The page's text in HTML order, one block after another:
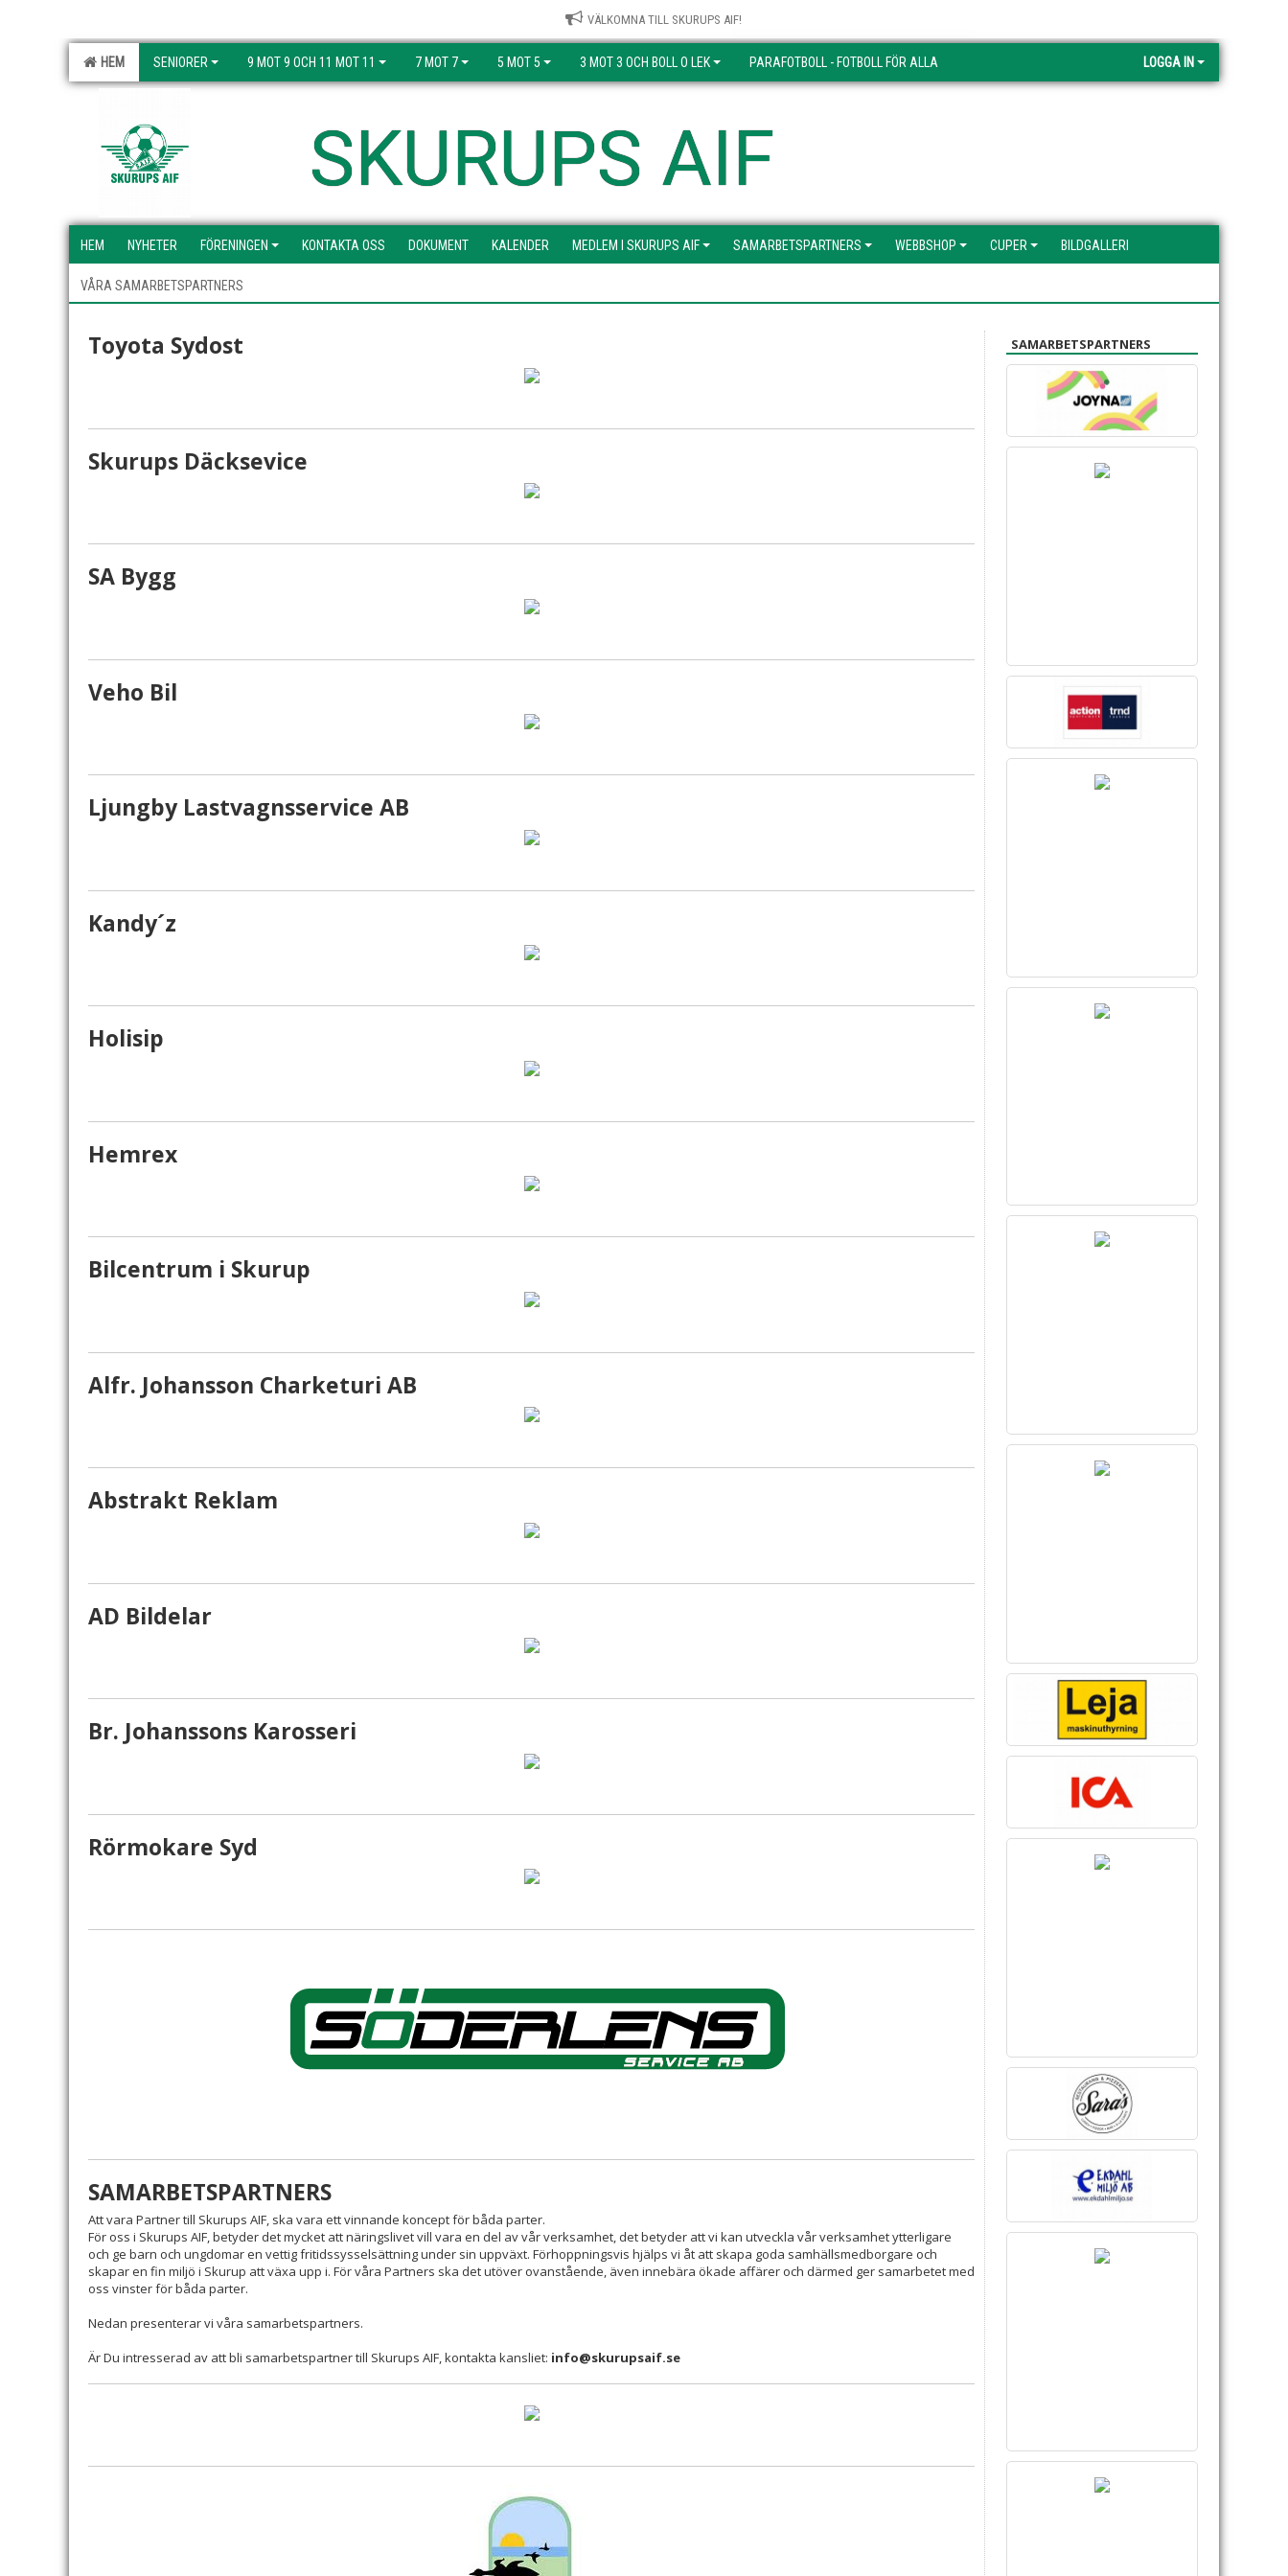
VÄLKOMNA TILL SKURUPS AIF!
HEM SENIORER 9 MOT 9 OCH 11 MOT 11 7 MOT 7 5 MOT 5 3 MOT 3 OCH BOLL O LEK PARAFOTBOLL - FOTBOLL FÖR ALLA LOGGA IN
SKURUPS AIF
HEM NYHETER FÖRENINGEN KONTAKTA OSS DOKUMENT KALENDER MEDLEM I SKURUPS AIF SAMARBETSPARTNERS WEBBSHOP CUPER BILDGALLERI
VÅRA SAMARBETSPARTNERS
Toyota Sydost
Skurups Däcksevice
SA Bygg
Veho Bil
Ljungby Lastvagnsservice AB
Kandy´z
Holisip
Hemrex
Bilcentrum i Skurup
Alfr. Johansson Charketuri AB
Abstrakt Reklam
AD Bildelar
Br. Johanssons Karosseri
Rörmokare Syd
SAMARBETSPARTNERS
Att vara Partner till Skurups AIF, ska vara ett vinnande koncept för båda parter.
För oss i Skurups AIF, betyder det mycket att näringslivet vill vara en del av vår verksamhet, det betyder att vi kan utveckla vår verksamhet ytterligare
och ge barn och ungdomar en vettig fritidssysselsättning under sin uppväxt. Förhoppningsvis hjälps vi åt att skapa goda samhällsmedborgare och
skapar en fin miljö i Skurup att växa upp i. För våra Partners ska det utöver ovanstående, även innebära ökade affärer och därmed ger samarbetet med
oss vinster för båda parter.
Nedan presenterar vi våra samarbetspartners.
Är Du intresserad av att bli samarbetspartner till Skurups AIF, kontakta kansliet: info@skurupsaif.se
SAMARBETSPARTNERS